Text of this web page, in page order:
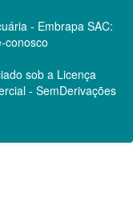
- Embrapa SAC:
conosco
sob a Licença
- SemDerivações